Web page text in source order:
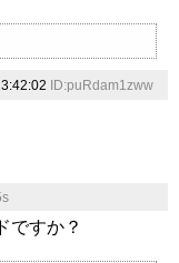
ID:puRdam1zww
ですか？